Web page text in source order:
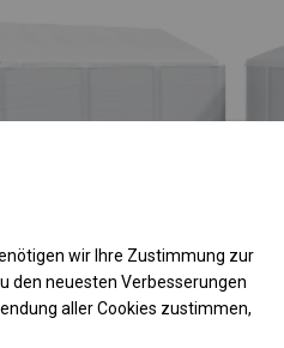
Einzelheiten ansehen
wir Ihre Zustimmung zur
den neuesten Verbesserungen
aller Cookies zustimmen,